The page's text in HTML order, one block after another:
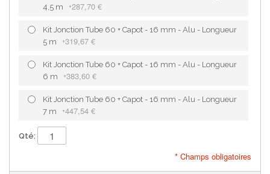
4,5 m +287,70 €
Kit Jonction Tube 60 + Capot - 16 mm - Alu - Longueur
5 m +319,67 €
Kit Jonction Tube 60 + Capot - 16 mm - Alu - Longueur
6 m +383,60 €
Kit Jonction Tube 60 + Capot - 16 mm - Alu - Longueur
7 m +447,54 €
Qté:
* Champs obligatoires